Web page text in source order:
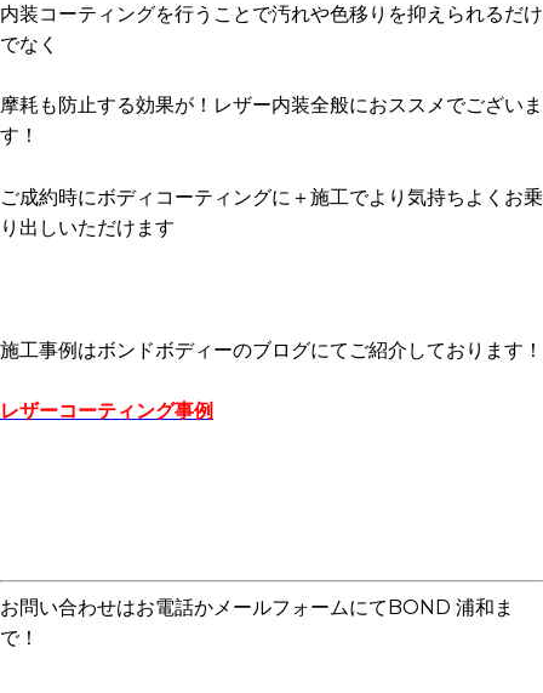
内装コーティングを行うことで汚れや色移りを抑えられるだけ
でなく
摩耗も防止する効果が！レザー内装全般におススメでございま
す！
ご成約時にボディコーティングに＋施工でより気持ちよくお乗
り出しいただけます
施工事例はボンドボディーのブログにてご紹介しております！
レザーコーティング事例
お問い合わせはお電話かメールフォームにてBOND 浦和ま
で！